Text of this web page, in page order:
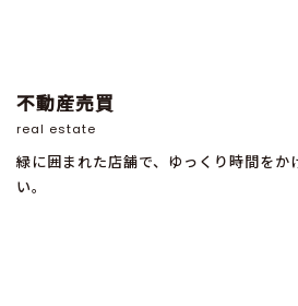
不動産売買
real estate
緑に囲まれた店舗で、ゆっくり時間をか
い。